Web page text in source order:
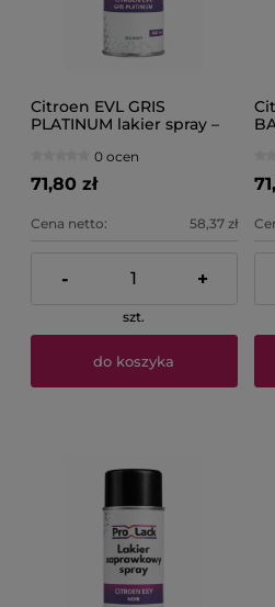
Citroen EVL GRIS
PLATINUM lakier spray –
PROLACK0 ocen
71,80 zł
Cena netto: 58,37 zł
- +
szt.
do koszyka